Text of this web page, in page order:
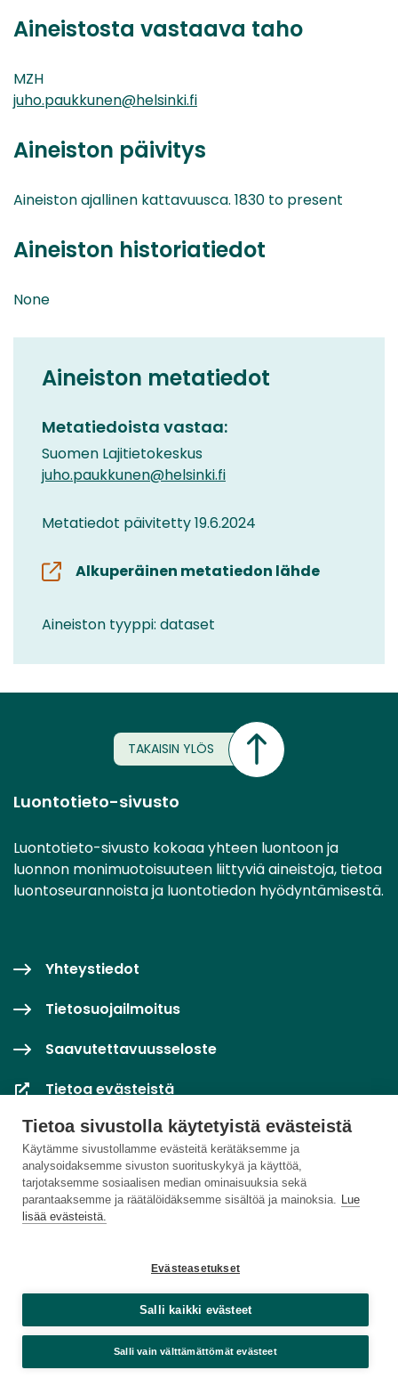
Tietoa sivustolla käytetyistä evästeistä
Käytämme sivustollamme evästeitä kerätäksemme ja
analysoidaksemme sivuston suorituskykyä ja käyttöä,
tarjotaksemme sosiaalisen median ominaisuuksia sekä
parantaaksemme ja räätälöidäksemme sisältöä ja mainoksia. Lue
lisää evästeistä.
Evästeasetukset
Salli kaikki evästeet
Salli vain välttämättömät evästeet
Aineistosta vastaava taho
MZH
juho.paukkunen@helsinki.fi
Aineiston päivitys
Aineiston ajallinen kattavuusca. 1830 to present
Aineiston historiatiedot
None
Aineiston metatiedot
Metatiedoista vastaa:
Suomen Lajitietokeskus
juho.paukkunen@helsinki.fi
Metatiedot päivitetty 19.6.2024
Alkuperäinen metatiedon lähde
Aineiston tyyppi: dataset
TAKAISIN YLÖS
Luontotieto-sivusto
Luontotieto-sivusto kokoaa yhteen luontoon ja
luonnon monimuotoisuuteen liittyviä aineistoja, tietoa
luontoseurannoista ja luontotiedon hyödyntämisestä.
Yhteystiedot
Tietosuojailmoitus
Saavutettavuusseloste
Tietoa evästeistä
Evästeasetukset